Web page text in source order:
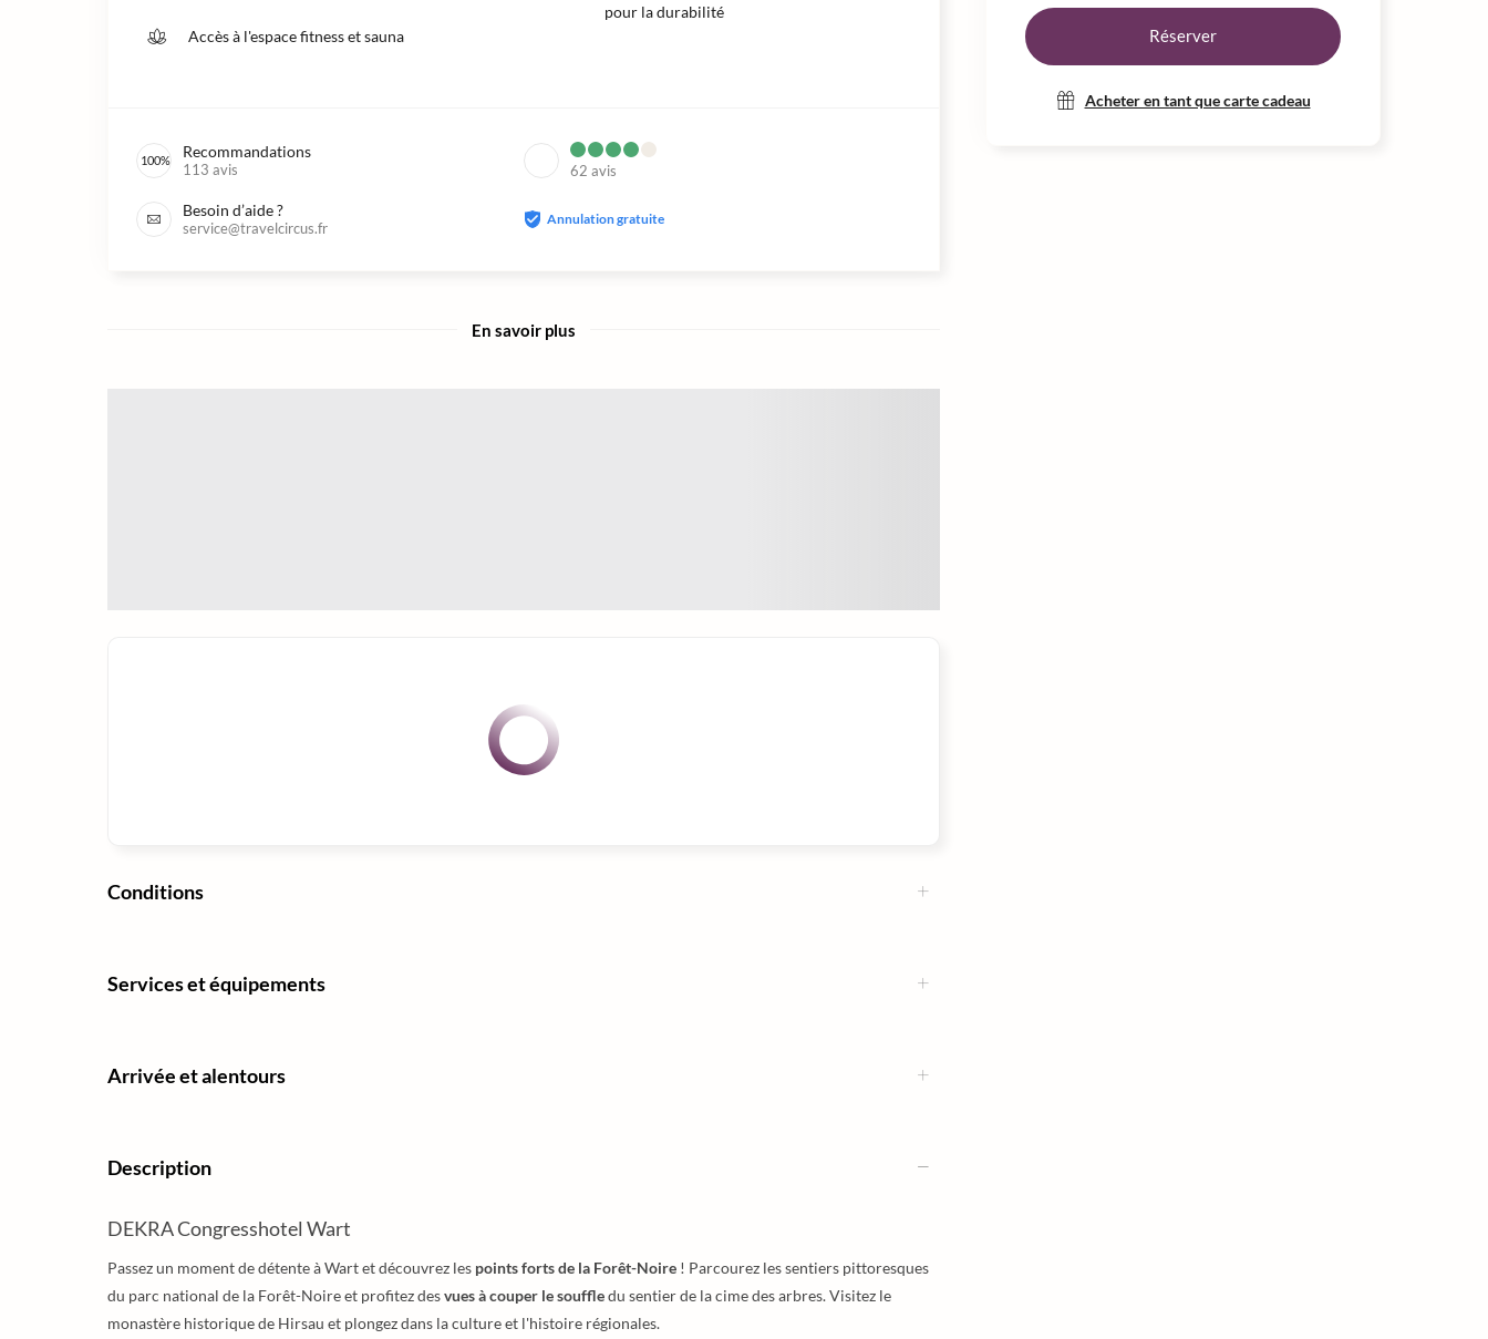
Réserver
Acheter en tant que carte cadeau
Accès à l'espace fitness et sauna
pour la durabilité
100% Recommandations
113 avis 62 avis
Besoin d’aide ?
service@travelcircus.fr
Annulation gratuite
En savoir plus
Conditions
Services et équipements
Arrivée et alentours
Description
DEKRA Congresshotel Wart
Passez un moment de détente à Wart et découvrez les points forts de la Forêt-Noire ! Parcourez les sentiers pittoresques
du parc national de la Forêt-Noire et profitez desvues à couper le souffledu sentier de la cime des arbres. Visitez le
monastère historique de Hirsau et plongez dans la culture et l'histoire régionales.